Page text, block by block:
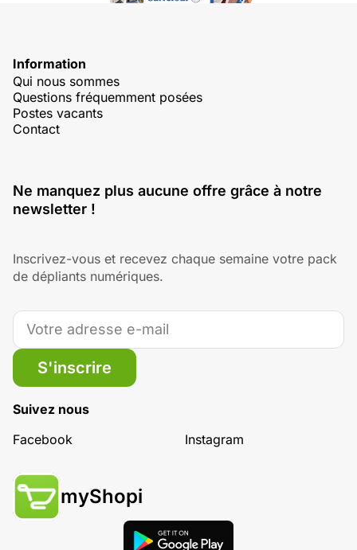
Information
Qui nous sommes
Questions fréquemment posées
Postes vacants
Contact
Ne manquez plus aucune offre grâce à notre
newsletter !
Inscrivez-vous et recevez chaque semaine votre pack
de dépliants numériques.
S'inscrire
Suivez nous
Facebook
Instagram
myShopi